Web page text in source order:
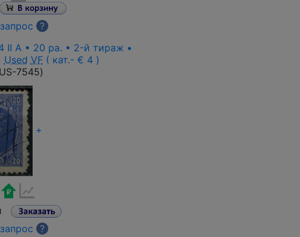
?
II A • 20 pa. • 2-й тираж •
Used VF( кат.- € 4 )
US-7545)
+
?